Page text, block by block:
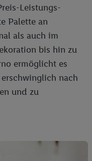
Leistungs-
Palette an
als auch im
bis hin zu
ermöglicht es
nach
und zu